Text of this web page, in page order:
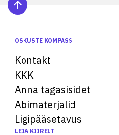
OSKUSTE KOMPASS
Kontakt
KKK
Anna tagasisidet
Abimaterjalid
Ligipääsetavus
LEIA KIIRELT